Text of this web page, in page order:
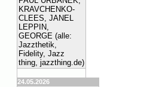
KRAVCHENKO-
CLEES, JANEL
LEPPIN,
GEORGE (alle:
Jazzthetik,
Fidelity, Jazz
thing, jazzthing.de)
24.05.2026